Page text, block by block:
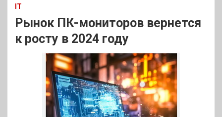
IT
Рынок ПК-мониторов вернется
к росту в 2024 году